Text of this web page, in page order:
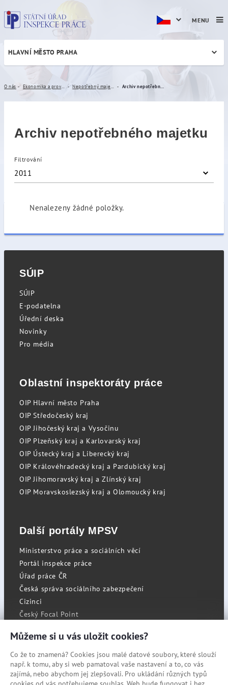
Archiv nepotřebného
HLAVNÍ MĚSTO PRAHA
O nás
Archiv nepotřebného majetku
Filtrování
2011
Nenalezeny žádné položky.
MENU
SÚIP
SÚIP
E-podatelna
Úřední deska
Novinky
Pro média
Oblastní inspektoráty práce
OIP Hlavní město Praha
OIP Středočeský kraj
OIP Jihočeský kraj a Vysočinu
OIP Plzeňský kraj a Karlovarský kraj
OIP Ústecký kraj a Liberecký kraj
OIP Královéhradecký kraj a Pardubický kraj
OIP Jihomoravský kraj a Zlínský kraj
OIP Moravskoslezský kraj a Olomoucký kraj
Další portály MPSV
Ministerstvo práce a sociálních věcí
Portál inspekce práce
Úřad práce ČR
Česká správa sociálního zabezpečení
Cizinci
Český Focal Point
RSS
Cookies
Můžeme si u vás uložit cookies?
Co že to znamená? Cookies jsou malé datové soubory, které slouží
např. k tomu, aby si web pamatoval vaše nastavení a to, co vás
zajímá, nebo abychom jej zlepšovali. Pro ukládání různých typů